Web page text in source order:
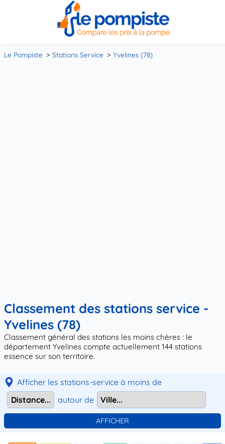
Le Pompiste Stations Service Yvelines (78)
Classement des stations service -
Yvelines (78)
Classement général des stations les moins chères : le
département Yvelines compte actuellement 144 stations
essence sur son territoire.
Afficher les stations-service à moins de
autour de